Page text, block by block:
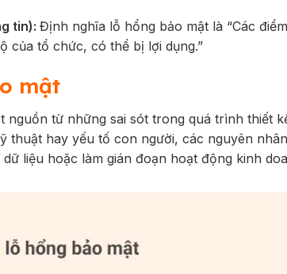
tin): Định nghĩa lỗ hổng bảo mật là “Các
của tổ chức, có thể bị lợi dụng.”
mật
nguồn từ những sai sót trong quá trình thiết
thuật hay yếu tố con người, các nguyên
liệu hoặc làm gián đoạn hoạt động kinh